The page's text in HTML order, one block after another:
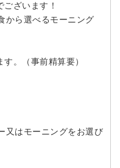
ざいます！
から選べるモーニング
。（事前精算要）
又はモーニングをお選び